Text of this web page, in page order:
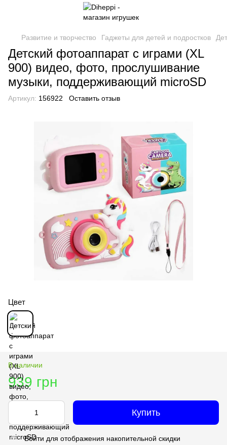
Развитие и творчество Гаджеты для детей и подростков
Детский фотоаппарат с играми (XL
900) видео, фото, прослушивание
музыки, поддерживающий microSD
Артикул: 156922 Оставить отзыв
Цвет
В наличии
939 грн
Купить
% Войти для отображения накопительной скидки